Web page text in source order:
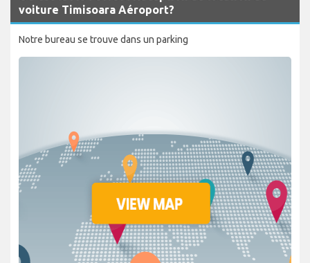
voiture Timisoara Aéroport?
Notre bureau se trouve dans un parking